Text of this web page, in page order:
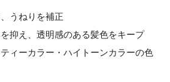
うねりを補正
抑え、透明感のある髪色をキープ
ィーカラー・ハイトーンカラーの色